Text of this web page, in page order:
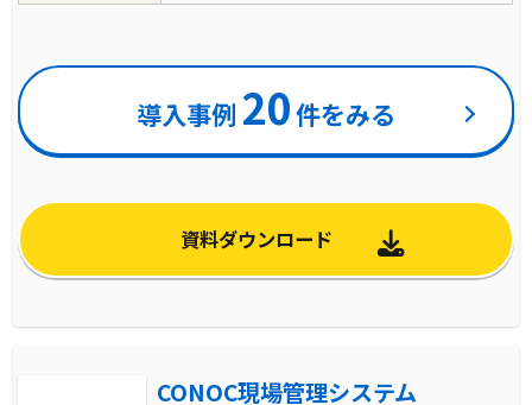
導入事例 20件をみる
資料ダウンロード
CONOC現場管理システム